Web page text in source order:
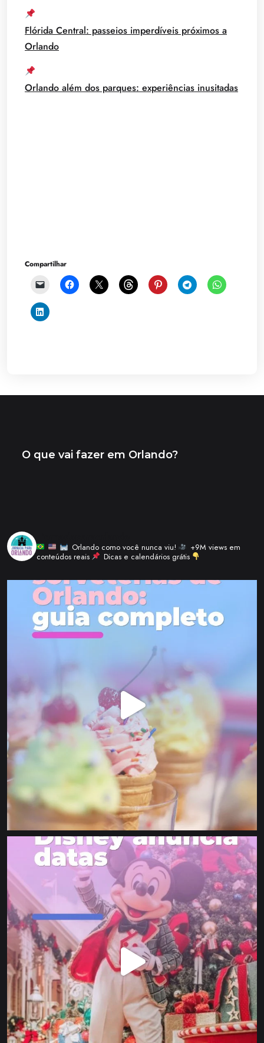
Flórida Central: passeios imperdíveis próximos a
Orlando
Orlando além dos parques: experiências inusitadas
Compartilhar
Orlando como você nunca viu!
+9M views em
conteúdos reais
Dicas e calendários grátis